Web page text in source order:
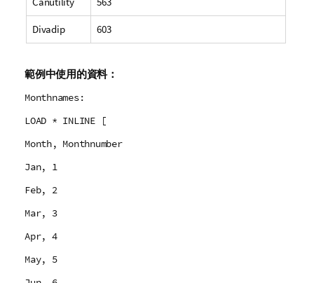
Divadip 603
範例中使用的資料：
Monthnames:
LOAD * INLINE [
Month, Monthnumber
Jan, 1
Feb, 2
Mar, 3
Apr, 4
May, 5